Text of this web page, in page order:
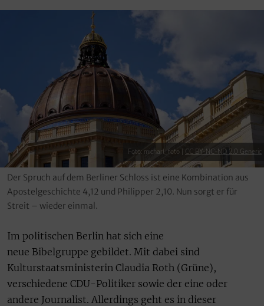
Foto: micharl_foto | CC BY-NC-ND 2.0 Generic
Der Spruch auf dem Berliner Schloss ist eine Kombination aus
Apostelgeschichte 4,12 und Philipper 2,10. Nun sorgt er für
Streit – wieder einmal.
Im politischen Berlin hat sich eine
neue Bibelgruppe gebildet. Mit dabei sind
Kulturstaatsministerin Claudia Roth (Grüne),
verschiedene CDU-Politiker sowie der eine oder
andere Journalist. Allerdings geht es in dieser